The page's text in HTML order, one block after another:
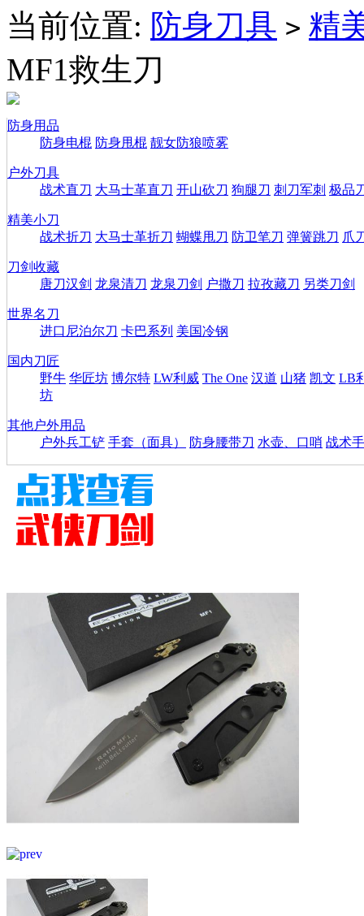
当前位置: 防身刀具 > 精
MF1救生刀
防身用品
防身电棍 防身甩棍 靓女防狼喷雾
户外刀具
战术直刀 大马士革直刀 开山砍刀 狗腿刀 刺刀军刺 极品
精美小刀
战术折刀 大马士革折刀 蝴蝶甩刀 防卫笔刀 弹簧跳刀 爪
刀剑收藏
唐刀汉剑 龙泉清刀 龙泉刀剑 户撒刀 拉孜藏刀 另类刀剑
世界名刀
进口尼泊尔刀 卡巴系列 美国冷钢
国内刀匠
野牛 华匠坊 博尔特 LW利威 The One 汉道 山猪 凯文 LB
坊
其他户外用品
户外兵工铲 手套（面具） 防身腰带刀 水壶、口哨 战术